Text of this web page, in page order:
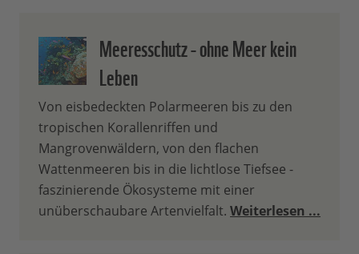
Meeresschutz - ohne Meer kein
Leben
Von eisbedeckten Polarmeeren bis zu den
tropischen Korallenriffen und
Mangrovenwäldern, von den flachen
Wattenmeeren bis in die lichtlose Tiefsee -
faszinierende Ökosysteme mit einer
unüberschaubare Artenvielfalt. Weiterlesen ...